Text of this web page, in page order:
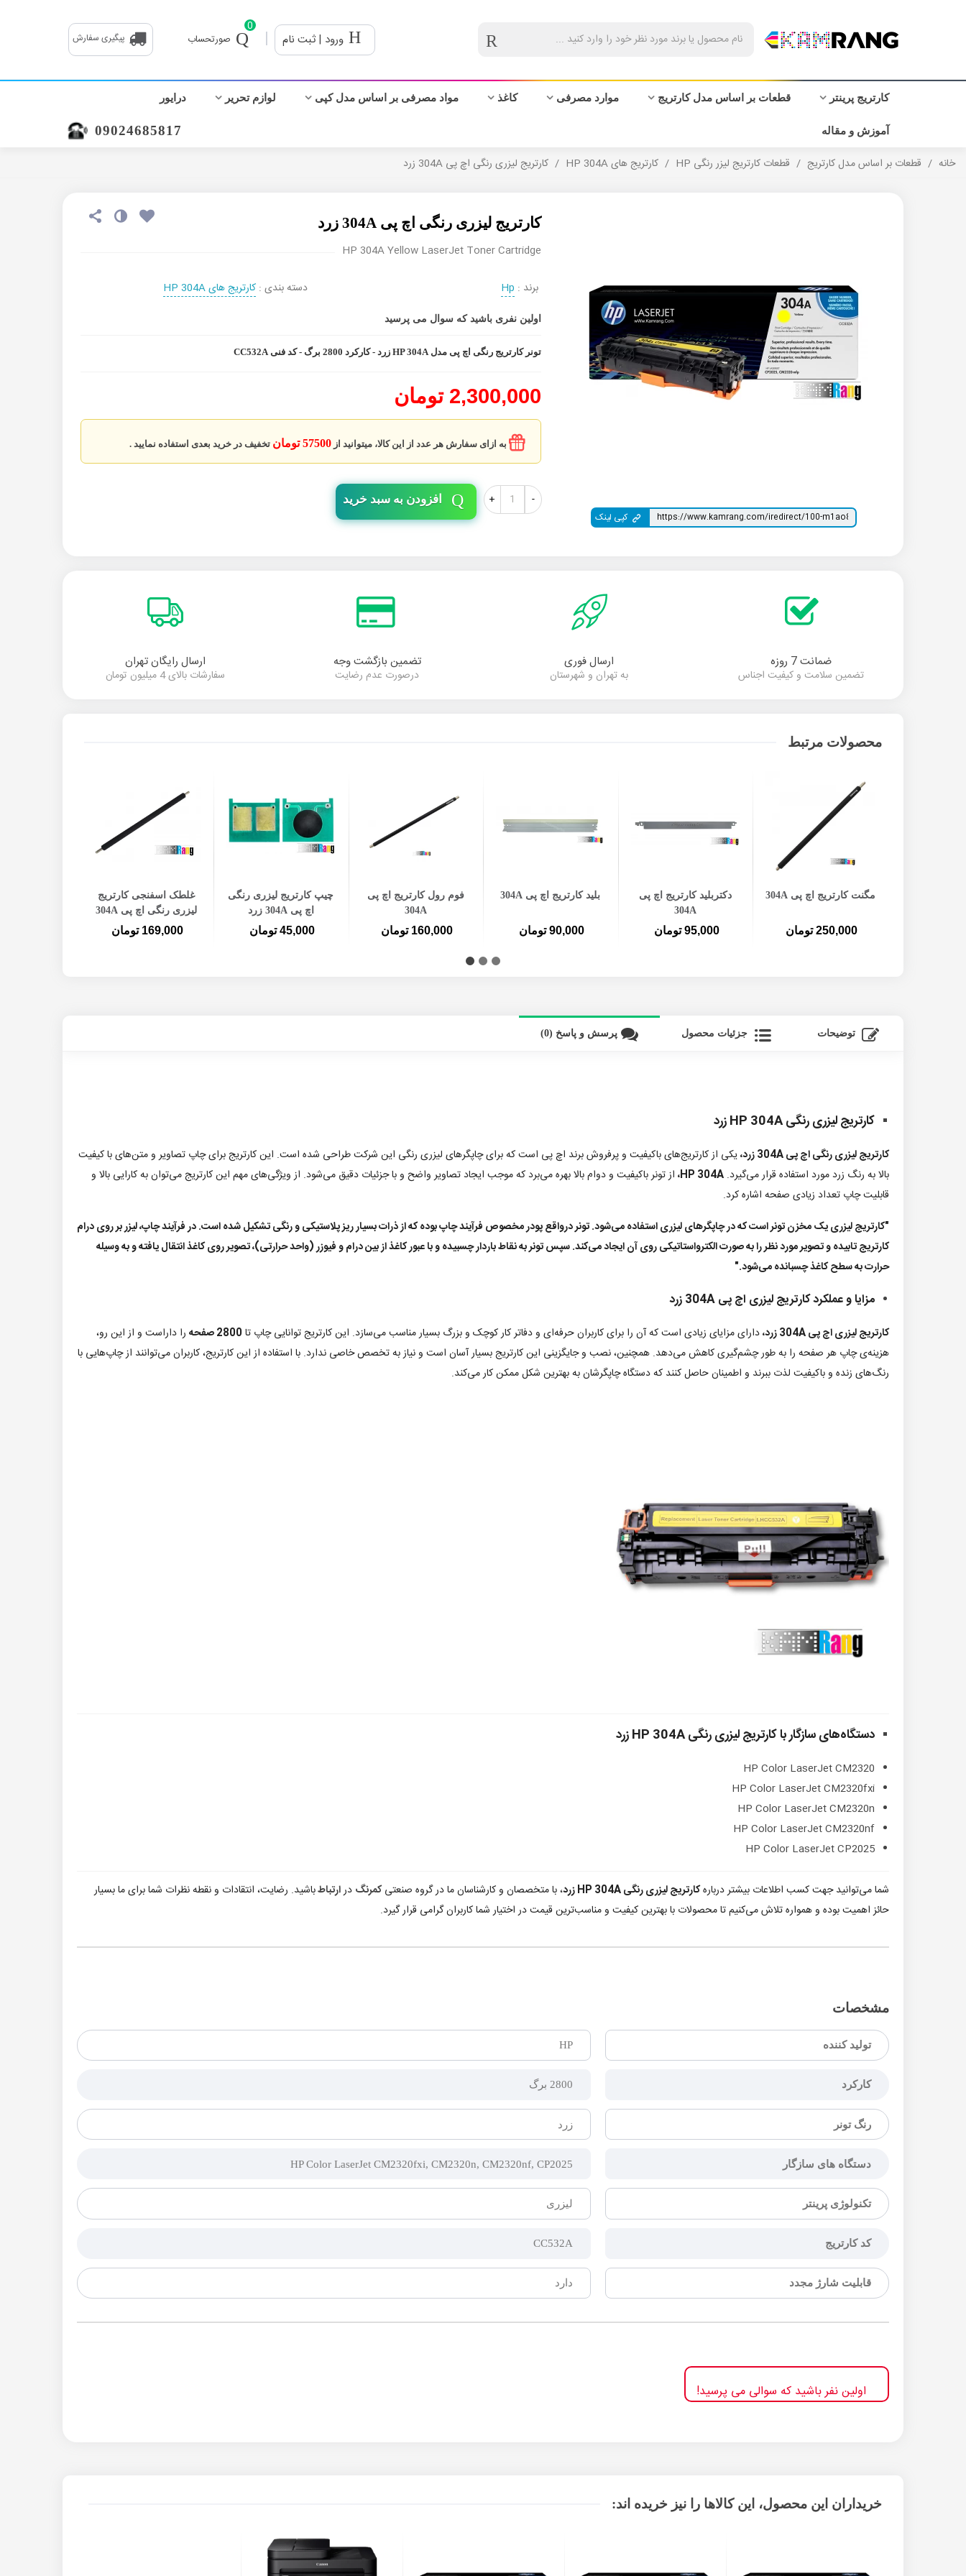
ورود | ثبت نام |
0
صورتحساب
پیگیری سفارش
کارتریج پرینتر قطعات بر اساس مدل کارتریج موارد مصرفی کاغذ مواد مصرفی بر اساس مدل کپی لوازم تحریر درایور
آموزش و مقاله 09024685817
خانه / قطعات بر اساس مدل کارتریج / قطعات کارتریج لیزر رنگی HP / کارتریج های HP 304A / کارتریج لیزری رنگی اچ پی 304A زرد
کپی لینک
کارتریج لیزری رنگی اچ پی 304A زرد
HP 304A Yellow LaserJet Toner Cartridge
برند : Hp دسته بندی : کارتریج های HP 304A
اولین نفری باشید که سوال می پرسید
تونر کارتریج رنگی اچ پی مدل HP 304A زرد - کارکرد 2800 برگ - کد فنی CC532A
2,300,000 تومان
به ازای سفارش هر عدد از این کالا، میتوانید از57500 تومان تخفیف در خرید بعدی استفاده نمایید .
-
+ افزودن به سبد خرید
ضمانت 7 روزه
تضمین سلامت و کیفیت اجناس
ارسال فوری
به تهران و شهرستان
تضمین بازگشت وجه
درصورت عدم رضایت
ارسال رایگان تهران
سفارشات بالای 4 میلیون تومان
محصولات مرتبط
افزودن به سبد خرید
مگنت کارتریج اچ پی 304A
250,000 تومان
افزودن به سبد خرید
دکتربلید کارتریج اچ پی
304A
95,000 تومان
افزودن به سبد خرید
بلید کارتریج اچ پی 304A
90,000 تومان
افزودن به سبد خرید
فوم رول کارتریج اچ پی
304A
160,000 تومان
افزودن به سبد خرید
چیپ کارتریج لیزری رنگی
اچ پی 304A زرد
45,000 تومان
افزودن به سبد خرید
غلطک اسفنجی کارتریج
لیزری رنگی اچ پی 304A
169,000 تومان
توضیحات جزئیات محصول پرسش و پاسخ (0)
کارتریج لیزری رنگی HP 304A زرد
کارتریج لیزری رنگی اچ پی 304A زرد،
یکی از کارتریج‌های باکیفیت و پرفروش برند اچ پی است که برای چاپگرهای لیزری رنگی این شرکت طراحی شده است. این کارتریج برای چاپ تصاویر و متن‌های با کیفیت
بالا به رنگ زرد مورد استفاده قرار می‌گیرد. HP 304A، از تونر باکیفیت و دوام بالا بهره می‌برد که موجب ایجاد تصاویر واضح و با جزئیات دقیق می‌شود. از ویژگی‌های مهم این کارتریج می‌توان به کارایی بالا و
قابلیت چاپ تعداد زیادی صفحه اشاره کرد.
"کارتریج لیزری یک مخزن تونر است که در چاپگرهای لیزری استفاده می‌شود. تونر درواقع پودر مخصوص فرآیند چاپ بوده که از ذرات بسیار ریز پلاستیکی و رنگی تشکیل شده‌ است. در فرآیند چاپ، لیزر بر روی درام
کارتریج تابیده و تصویر مورد نظر را به صورت الکترواستاتیکی روی آن ایجاد می‌کند. سپس تونر به نقاط باردار چسبیده و با عبور کاغذ از بین درام و فیوزر (واحد حرارتی)، تصویر روی کاغذ انتقال یافته و به وسیله
حرارت به سطح کاغذ چسبانده می‌شود."
مزایا و عملکرد کارتریج لیزری اچ پی 304A زرد
کارتریج لیزری اچ پی 304A زرد، دارای مزایای زیادی است که آن را برای کاربران حرفه‌ای و دفاتر کار کوچک و بزرگ بسیار مناسب می‌سازد. این کارتریج توانایی چاپ تا 2800 صفحه
را داراست و از این رو،
هزینه‌ی چاپ هر صفحه را به طور چشم‌گیری کاهش می‌دهد. همچنین، نصب و جایگزینی این کارتریج بسیار آسان است و نیاز به تخصص خاصی ندارد. با استفاده از این کارتریج، کاربران می‌توانند از چاپ‌هایی با
رنگ‌های زنده و باکیفیت لذت ببرند و اطمینان حاصل کنند که دستگاه چاپگرشان به بهترین شکل ممکن کار می‌کند.
دستگاه‌های سازگار با کارتریج لیزری رنگی HP 304A زرد
HP Color LaserJet CM2320
HP Color LaserJet CM2320fxi
HP Color LaserJet CM2320n
HP Color LaserJet CM2320nf
HP Color LaserJet CP2025
شما می‌توانید جهت کسب اطلاعات بیشتر دربارهکارتریج لیزری رنگی HP 304A زرد ، با متخصصان و کارشناسان ما در گروه صنعتیکمرنگ درارتباطباشید. رضایت، انتقادات و نقطه نظرات شما برای ما بسیار
حائز اهمیت بوده و همواره تلاش می‌کنیم تا محصولات با بهترین کیفیت و مناسب‌ترین قیمت در اختیار شما کاربران گرامی قرار گیرد.
مشخصات
تولید کننده HP
کارکرد 2800 برگ
رنگ تونر زرد
دستگاه های سازگار HP Color LaserJet CM2320fxi, CM2320n, CM2320nf, CP2025
تکنولوژی پرینتر لیزری
کد کارتریج CC532A
قابلیت شارژ مجدد دارد
اولین نفر باشید که سوالی می پرسید!
خریداران این محصول، این کالاها را نیز خریده اند: